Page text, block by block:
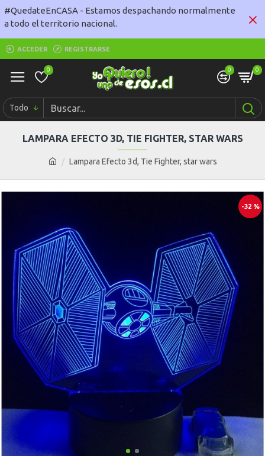
#QuedateEnCASA - Estamos despachando normalmente
a todo el territorio nacional.
ACCEDER REGISTRARSE
0 0 0
Todo
Lampara Efecto 3d, Tie Fighter, star wars
LAMPARA EFECTO 3D, TIE FIGHTER, STAR WARS
-32 %